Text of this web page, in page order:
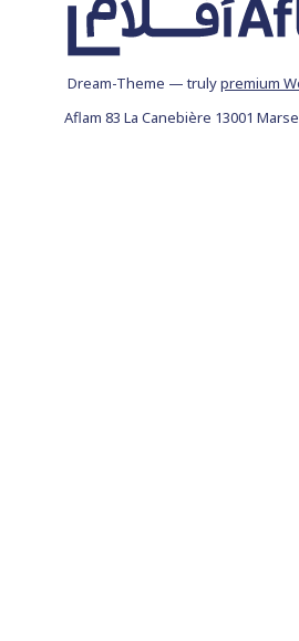
Dream-Theme — trulypremium
Aflam 83 La Canebière 13001